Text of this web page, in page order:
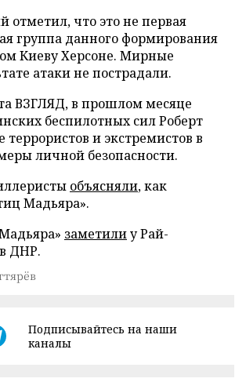
отметил, что это не первая
группа данного формирования
Киеву Херсоне. Мирные
атаки не пострадали.
ВЗГЛЯД, в прошлом месяце
беспилотных сил Роберт
террористов и экстремистов в
личной безопасности.
объясняли, как
Мадьяра».
заметилиу Рай-
ДНР.
Подписывайтесь на наши
каналы